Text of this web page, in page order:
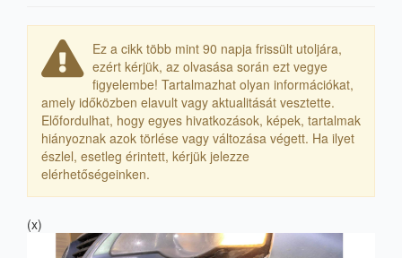
Ez a cikk több mint 90 napja frissült utoljára,
ezért kérjük, az olvasása során ezt vegye
figyelembe! Tartalmazhat olyan információkat,
amely időközben elavult vagy aktualitását vesztette.
Előfordulhat, hogy egyes hivatkozások, képek, tartalmak
hiányoznak azok törlése vagy változása végett. Ha ilyet
észlel, esetleg érintett, kérjük jelezze
elérhetőségeinken.
(x)